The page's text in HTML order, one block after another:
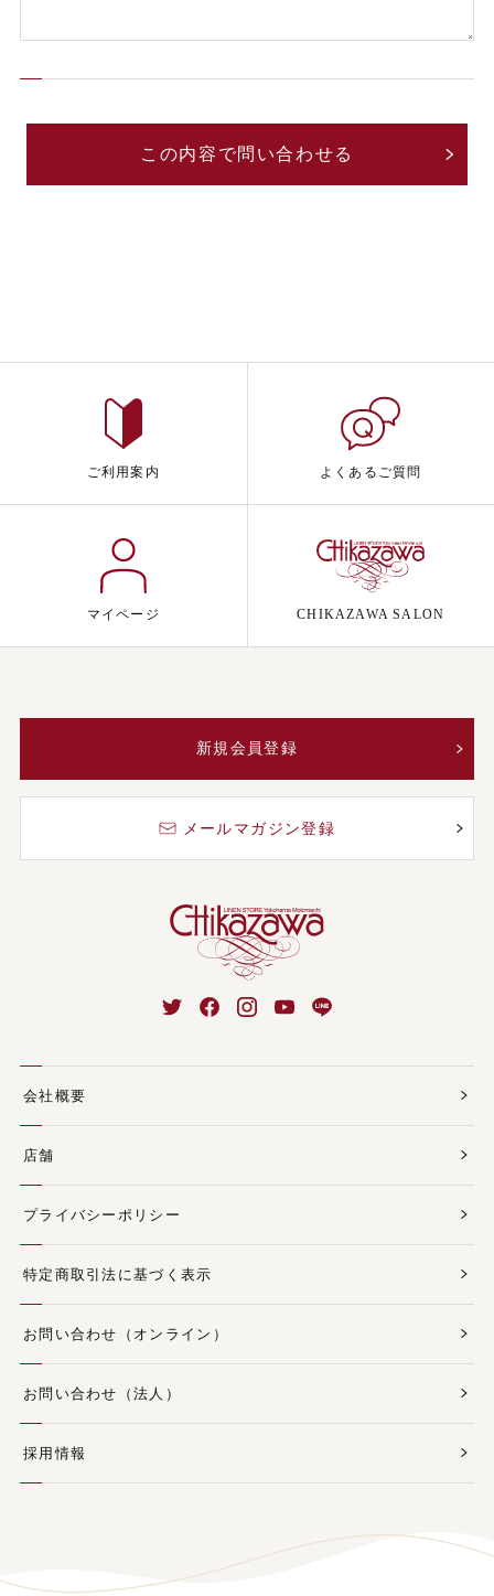
ご利用案内 よくあるご質問
マイページ CHIKAZAWA SALON
新規会員登録
メールマガジン登録
会社概要
店舗
プライバシーポリシー
特定商取引法に基づく表示
お問い合わせ（オンライン）
お問い合わせ（法人）
採用情報